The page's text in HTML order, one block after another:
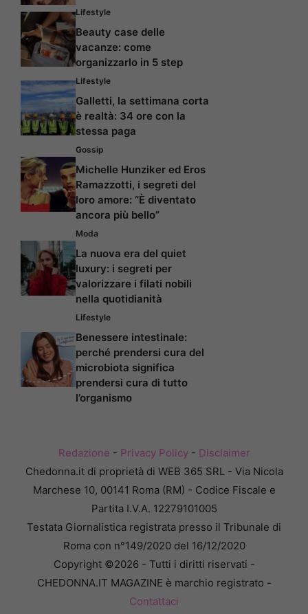
Lifestyle
Beauty case delle
vacanze: come
organizzarlo in 5 step
Lifestyle
Galletti, la settimana corta
è realtà: 34 ore con la
stessa paga
Gossip
Michelle Hunziker ed Eros
Ramazzotti, i segreti del
loro amore: “È diventato
ancora più bello”
Moda
La nuova era del quiet
luxury: i segreti per
valorizzare i filati nobili
nella quotidianità
Lifestyle
Benessere intestinale:
perché prendersi cura del
microbiota significa
prendersi cura di tutto
l’organismo
Redazione - Privacy Policy- Disclaimer
Chedonna.it di proprietà di WEB 365 SRL - Via Nicola
Marchese 10, 00141 Roma (RM) - Codice Fiscale e
Partita I.V.A. 12279101005
Testata Giornalistica registrata presso il Tribunale di
Roma con n°149/2020 del 16/12/2020
Copyright ©2026 - Tutti i diritti riservati -
CHEDONNA.IT MAGAZINE è marchio registrato -
Contattaci